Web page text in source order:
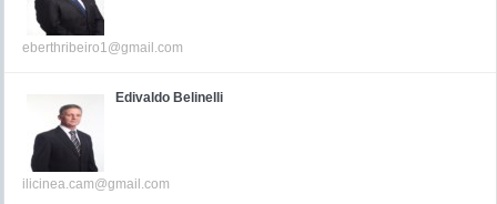
eberthribeiro1@gmail.com
Edivaldo Belinelli
ilicinea.cam@gmail.com